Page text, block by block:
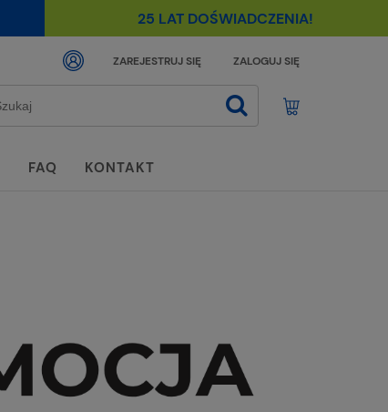
25 LAT DOŚWIADCZENIA!
ZAREJESTRUJ SIĘ ZALOGUJ SIĘ
FAQ KONTAKT